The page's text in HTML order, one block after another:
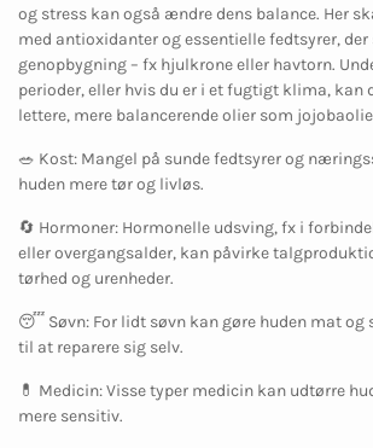
og stress kan også ændre dens balance. Her
med antioxidanter og essentielle fedtsyrer,
genopbygning – fx hjulkrone eller havtorn.
perioder, eller hvis du er i et fugtigt klima, kan
lettere, mere balancerende olier som
🥗 Kost: Mangel på sunde fedtsyrer og
huden mere tør og livløs.
🔄 Hormoner: Hormonelle udsving, fx i
eller overgangsalder, kan påvirke
tørhed og urenheder.
😴 Søvn: For lidt søvn kan gøre huden mat og
til at reparere sig selv.
💊 Medicin: Visse typer medicin kan udtørre
mere sensitiv.